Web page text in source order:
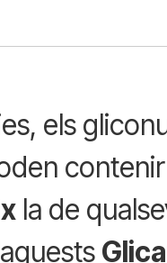
els
la de